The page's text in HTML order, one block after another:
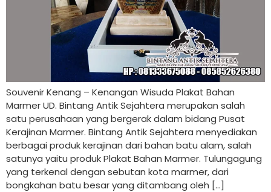
Souvenir Kenang – Kenangan Wisuda Plakat Bahan
Marmer UD. Bintang Antik Sejahtera merupakan salah
satu perusahaan yang bergerak dalam bidang Pusat
Kerajinan Marmer. Bintang Antik Sejahtera menyediakan
berbagai produk kerajinan dari bahan batu alam, salah
satunya yaitu produk Plakat Bahan Marmer. Tulungagung
yang terkenal dengan sebutan kota marmer, dari
bongkahan batu besar yang ditambang oleh […]